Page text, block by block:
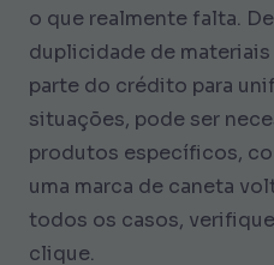
o que realmente falta.
duplicidade de materiais
parte do crédito para
situações, pode ser
produtos específicos,
uma marca de caneta
todos os casos,
clique.